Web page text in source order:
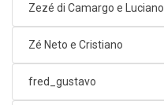
Zezé di Camargo e Luciano
Zé Neto e Cristiano
fred_gustavo